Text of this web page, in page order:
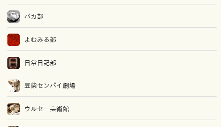
バカ部
よむみる部
日常日記部
豆柴センパイ劇場
ウルセー美術館